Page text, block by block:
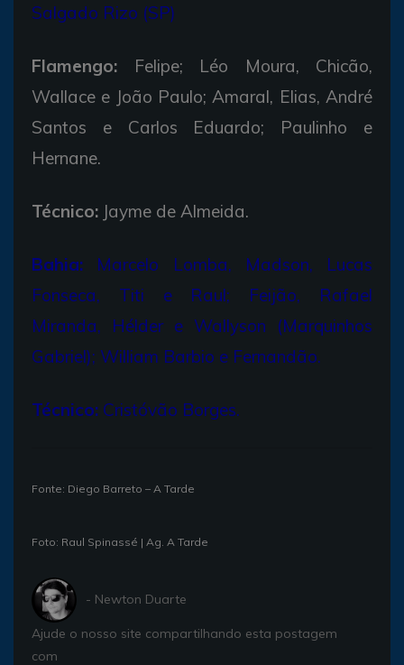
Salgado Rizo (SP)
Flamengo: Felipe; Léo Moura, Chicão,
Wallace e João Paulo; Amaral, Elias, André
Santos e Carlos Eduardo; Paulinho e
Hernane.
Técnico: Jayme de Almeida.
Bahia: Marcelo Lomba, Madson, Lucas
Fonseca, Titi e Raul; Feijão, Rafael
Miranda, Hélder e Wallyson (Marquinhos
Gabriel); William Barbio e Fernandão.
Técnico: Cristóvão Borges.
Fonte: Diego Barreto – A Tarde
Foto: Raul Spinassé | Ag. A Tarde
- Newton Duarte
Ajude o nosso site compartilhando esta postagem
com